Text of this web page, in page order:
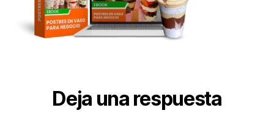
Deja una respuesta